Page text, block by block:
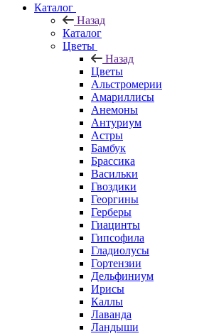
Каталог
Назад
Каталог
Цветы
Назад
Цветы
Альстромерии
Амариллисы
Анемоны
Антуриум
Астры
Бамбук
Брассика
Васильки
Гвоздики
Георгины
Герберы
Гиацинты
Гипсофила
Гладиолусы
Гортензии
Дельфиниум
Ирисы
Каллы
Лаванда
Ландыши